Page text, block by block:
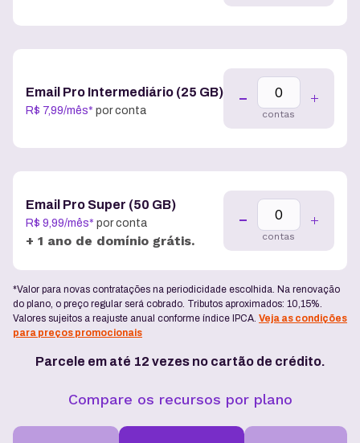
Email Pro Intermediário (25 GB)
R$ 7,99/mês* por conta contas
Email Pro Super (50 GB)
R$ 9 99/mês* por conta
+ 1 ano de domínio grátis. contas
*Valor para novas contratações na periodicidade escolhida. Na renovação
do plano, o preço regular será cobrado. Tributos aproximados: 10,15%.
Valores sujeitos a reajuste anual conforme índice IPCA. Veja as condições
para preços promocionais
Parcele em até 12 vezes no cartão de crédito.
Compare os recursos por plano